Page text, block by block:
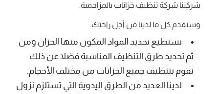
شركتنا شركة تنظيف خزانات بالمزاحمية.
وسنقدم كل ما لدينا من أجل راحتك.
نستطيع تحديد المواد المكون منها الخزان ومن
ثم تحديد طرق التنظيف المناسبة فضلا عن ذلك
نقوم بتنظيف جميع الخزانات من مختلف الأحجام.
لدينا العديد من الطرق اليدوية التي تستلزم نزول